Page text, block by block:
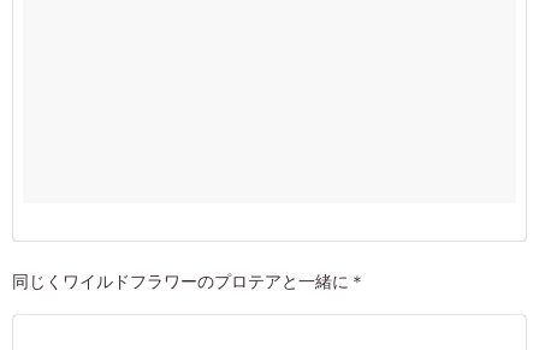
同じくワイルドフラワーのプロテアと一緒に＊